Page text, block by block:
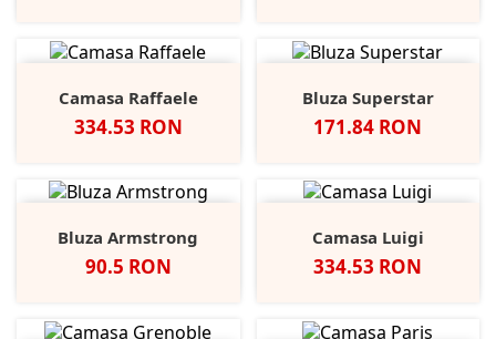
Camasa Raffaele
Pret
334.53 RON
Bluza Superstar
Pret
171.84 RON
Bluza Armstrong
Pret
90.5 RON
Camasa Luigi
Pret
334.53 RON